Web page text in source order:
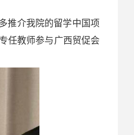
推介我院的留学中国项
任教师参与广西贸促会